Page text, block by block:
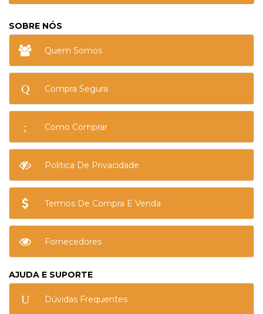
SOBRE NÓS
Quem Somos
Compra Segura
Como Comprar
Politica De Privacidade
Termos De Compra E Venda
Fornecedores
AJUDA E SUPORTE
Dúvidas Frequentes